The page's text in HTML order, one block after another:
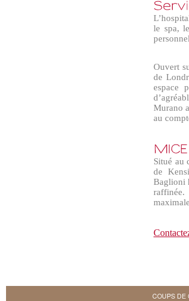
le spa,
Ouvert
de
espace
Murano
au
Situé au
de
Baglioni
COUPS